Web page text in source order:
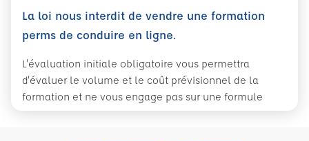
La loi nous interdit de vendre une formation
perms de conduire en ligne.
L'évaluation initiale obligatoire vous permettra
d'évaluer le volume et le coût prévisionnel de la
formation et ne vous engage pas sur une formule